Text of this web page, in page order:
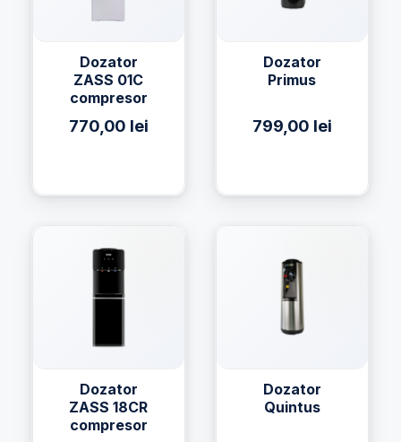
Dozator
ZASS 01C
compresor
770,00 lei
Dozator
Primus
799,00 lei
Dozator
ZASS 18CR
compresor
Dozator
Quintus